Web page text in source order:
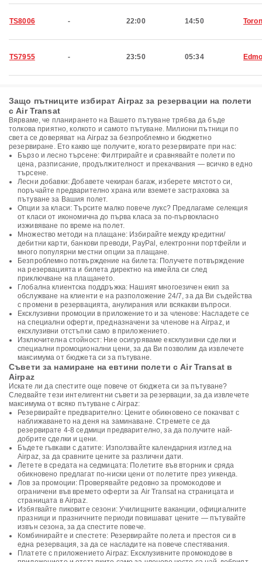
TS8006 - 22:00 14:50
TS7955 - 23:50 05:34
Защо пътниците избират Airpaz за резервации на полети
с Air Transat
Вярваме, че планирането на Вашето пътуване трябва да бъде
толкова приятно, колкото и самото пътуване. Милиони пътници по
света се доверяват на Airpaz за безпроблемно и бюджетно
резервиране. Ето какво ще получите, когато резервирате при нас:
Бързо и лесно търсене: Филтрирайте и сравнявайте полети по
цена, разписание, продължителност и прекачвания — всичко в едно
търсене.
Лесни добавки: Добавете чекиран багаж, изберете мястото си,
поръчайте предварително храна или вземете застраховка за
пътуване за Вашия полет.
Опции за класи: Търсите малко повече лукс? Предлагаме селекция
от класи от икономична до първа класа за по-първокласно
изживяване по време на полет.
Множество методи на плащане: Избирайте между кредитни/
дебитни карти, банкови преводи, PayPal, електронни портфейли и
много популярни местни опции за плащане.
Безпроблемно потвърждение на билета: Получете потвърждение
на резервацията и билета директно на имейла си след
приключване на плащането.
Глобална клиентска поддръжка: Нашият многоезичен екип за
обслужване на клиенти е на разположение 24/7, за да Ви съдейства
с промени в резервацията, анулирания или всякакви въпроси.
Ексклузивни промоции в приложението и за членове: Насладете се
на специални оферти, предназначени за членове на Airpaz, и
ексклузивни отстъпки само в приложението.
Изключителна стойност: Ние осигуряваме ексклузивни сделки и
специални промоционални цени, за да Ви позволим да извлечете
максимума от бюджета си за пътуване.
Съвети за намиране на евтини полети с Air Transat в
Airpaz
Искате ли да спестите още повече от бюджета си за пътуване?
Следвайте тези интелигентни съвети за резервации, за да извлечете
максимума от всяко пътуване с Airpaz:
Резервирайте предварително: Цените обикновено се покачват с
наближаването на деня на заминаване. Стремете се да
резервирате 4-8 седмици предварително, за да получите най-
добрите сделки и цени.
Бъдете гъвкави с датите: Използвайте календарния изглед на
Airpaz, за да сравните цените за различни дати.
Летете в средата на седмицата: Полетите във вторник и сряда
обикновено предлагат по-ниски цени от полетите през уикенда.
Лов за промоции: Проверявайте редовно за промокодове и
ограничени във времето оферти за Air Transat на страницата и
страницата в Airpaz.
Избягвайте пиковите сезони: Училищните ваканции, официалните
празници и празничните периоди повишават цените — пътувайте
извън сезона, за да спестите повече.
Комбинирайте и спестете: Резервирайте полета и престоя си в
една резервация, за да се насладите на повече спестявания.
Платете с приложението Airpaz: Ексклузивните промокодове в